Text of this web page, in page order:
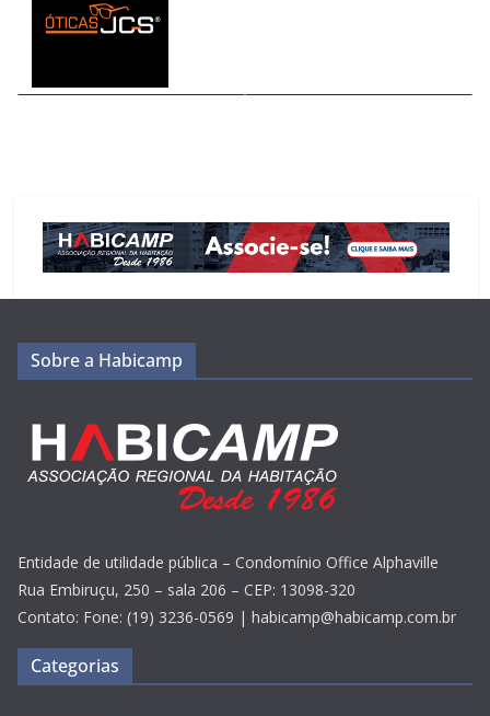
Sobre a Habicamp
Entidade de utilidade pública – Condomínio Office Alphaville
Rua Embiruçu, 250 – sala 206 – CEP: 13098-320
Contato: Fone: (19) 3236-0569 | habicamp@habicamp.com.br
Categorias